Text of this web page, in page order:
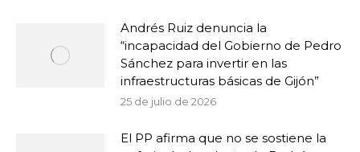
Andrés Ruiz denuncia la
“incapacidad del Gobierno de Pedro
Sánchez para invertir en las
infraestructuras básicas de Gijón”
25 de julio de 2026
El PP afirma que no se sostiene la